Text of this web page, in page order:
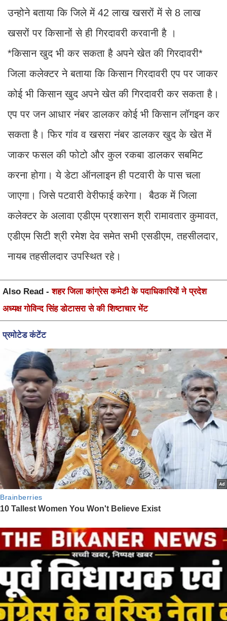
उन्होने बताया कि जिले में 42 लाख खसरों में से 8 लाख
खसरों पर किसानों से ही गिरदावरी करवानी है ।
*किसान खुद भी कर सकता है अपने खेत की गिरदावरी*
जिला कलेक्टर ने बताया कि किसान गिरदावरी एप पर जाकर
कोई भी किसान खुद अपने खेत की गिरदावरी कर सकता है।
एप पर जन आधार नंबर डालकर कोई भी किसान लॉगइन कर
सकता है। फिर गांव व खसरा नंबर डालकर खुद के खेत में
जाकर फसल की फोटो और कुल रकबा डालकर सबमिट
करना होगा। ये डेटा ऑनलाइन ही पटवारी के पास चला
जाएगा। जिसे पटवारी वेरीफाई करेगा। बैठक में जिला
कलेक्टर के अलावा एडीएम प्रशासन श्री रामावतार कुमावत,
एडीएम सिटी श्री रमेश देव समेत सभी एसडीएम, तहसीलदार,
नायब तहसीलदार उपस्थित रहे।
Also Read -शहर जिला कांग्रेस कमेटी के पदाधिकारियों ने प्रदेश
अध्यक्ष गोविन्द सिंह डोटासरा से की शिष्टाचार भेंट